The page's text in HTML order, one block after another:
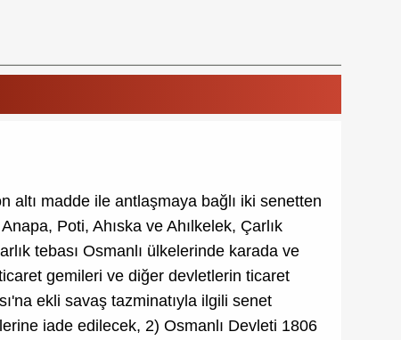
altı madde ile antlaşmaya bağlı iki senetten
Poti, Ahıska ve Ahılkelek, Çarlık
tebası Osmanlı ülkelerinde karada ve
gemileri ve diğer devletlerin ticaret
ekli savaş tazminatıyla ilgili senet
iade edilecek, 2) Osmanlı Devleti 1806